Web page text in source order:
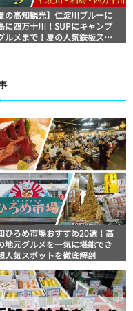
夏の高知観光】仁淀川ブルーに
に四万十川！SUPにキャンプ
ルメまで！夏の人気鉄板スポ
ひろめ市場おすすめ20選！高
地元グルメを一気に堪能でき
人気スポットを徹底解剖